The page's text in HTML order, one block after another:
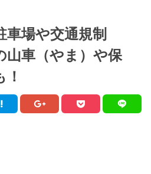
車場や交通規制
山車（やま）や保